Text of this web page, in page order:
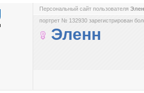
Персональный сайт пользователя
портрет № 132930 зарегистрирован
Эленн